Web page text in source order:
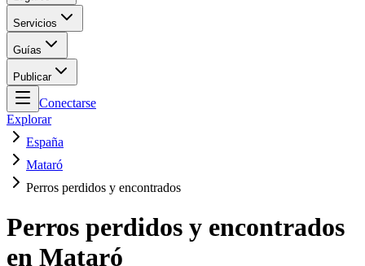
Servicios
Guías
Publicar
Conectarse
Explorar
España
Mataró
Perros perdidos y encontrados
Perros perdidos y encontrados
en Mataró